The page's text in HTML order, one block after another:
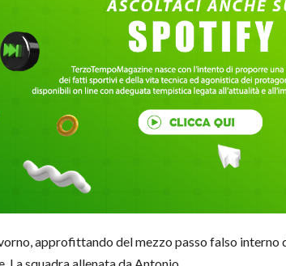
approfittando del mezzo passo falso interno